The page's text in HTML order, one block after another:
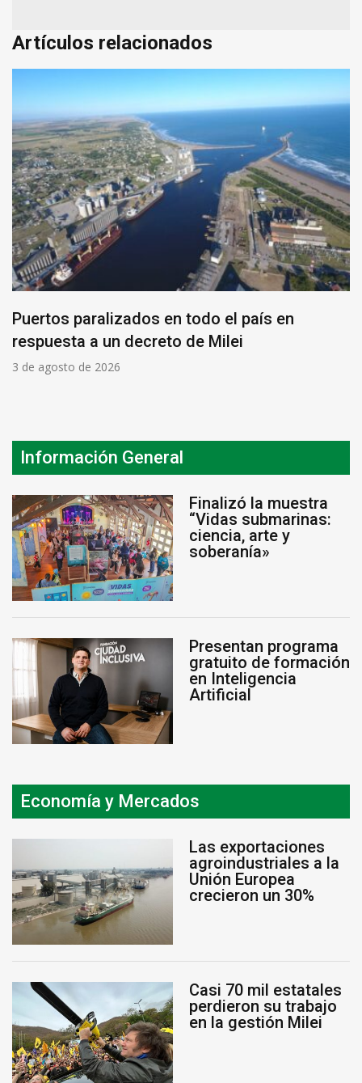
Artículos relacionados
Puertos paralizados en todo el país en
respuesta a un decreto de Milei
3 de agosto de 2026
Información General
Finalizó la muestra
“Vidas submarinas:
ciencia, arte y
soberanía»
Presentan programa
gratuito de formación
en Inteligencia
Artificial
Economía y Mercados
Las exportaciones
agroindustriales a la
Unión Europea
crecieron un 30%
Casi 70 mil estatales
perdieron su trabajo
en la gestión Milei